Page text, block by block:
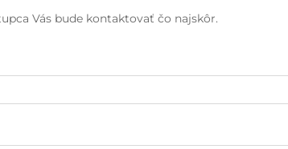
Vás bude kontaktovať čo najskôr.